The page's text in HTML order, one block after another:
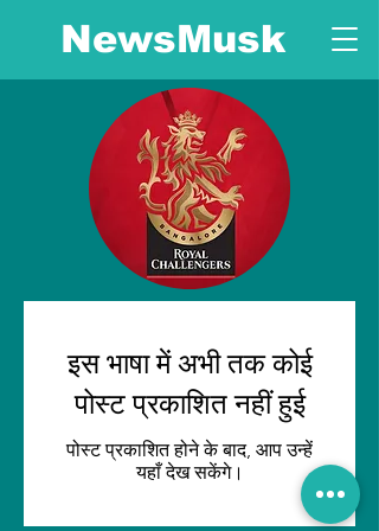
NewsMusk
इस भाषा में अभी तक कोई
पोस्ट प्रकाशित नहीं हुई
पोस्ट प्रकाशित होने के बाद, आप उन्हें
यहाँ देख सकेंगे।